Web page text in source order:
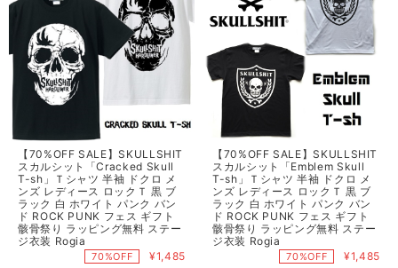
【70%OFF SALE】SKULLSHIT
スカルシット「Cracked Skull
T-sh」Ｔシャツ 半袖 ドクロ メ
ンズ レディース ロックＴ 黒 ブ
ラック 白 ホワイト パンク バン
ド ROCK PUNK フェス ギフト
骸骨祭り ラッピング無料 ステー
ジ衣装 Rogia
70%OFF ¥1,485
【70%OFF SALE】SKULLSHIT
スカルシット「Emblem Skull
T-sh」Ｔシャツ 半袖 ドクロ メ
ンズ レディース ロックＴ 黒 ブ
ラック 白 ホワイト パンク バン
ド ROCK PUNK フェス ギフト
骸骨祭り ラッピング無料 ステー
ジ衣装 Rogia
70%OFF ¥1,485